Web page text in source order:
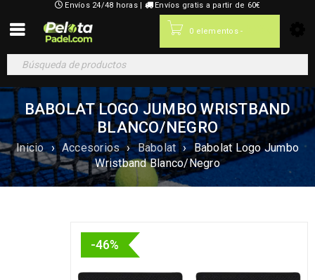
Envíos 24/48 horas | Envíos gratis a partir de 60€
0 elementos -
BABOLAT LOGO JUMBO WRISTBAND
BLANCO/NEGRO
Inicio › Accesorios › Babolat ›
Babolat Logo Jumbo
Wristband Blanco/Negro
-46%